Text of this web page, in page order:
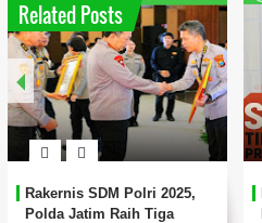
Related Posts
Rakernis SDM Polri 2025,
Polda Jatim Raih Tiga